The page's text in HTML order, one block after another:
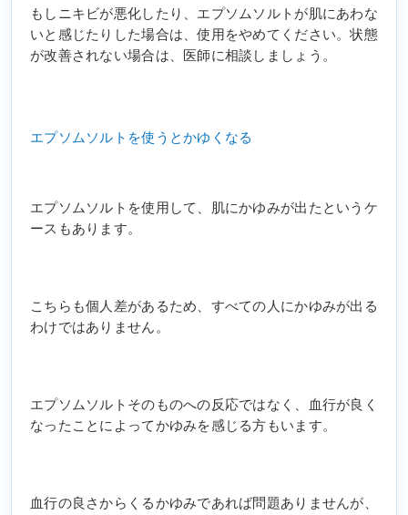
もしニキビが悪化したり、エプソムソルトが肌にあわな
いと感じたりした場合は、使用をやめてください。状態
が改善されない場合は、医師に相談しましょう。
エプソムソルトを使うとかゆくなる
エプソムソルトを使用して、肌にかゆみが出たというケ
ースもあります。
こちらも個人差があるため、すべての人にかゆみが出る
わけではありません。
エプソムソルトそのものへの反応ではなく、血行が良く
なったことによってかゆみを感じる方もいます。
血行の良さからくるかゆみであれば問題ありませんが、